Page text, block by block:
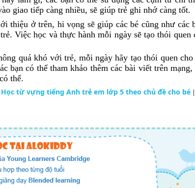
giao tiếp càng nhiều, sẽ giúp trẻ ghi nhớ càng tốt.
thiệu ở trên, hi vọng sẽ giúp các bé cũng như các
Việc học và thực hành mỗi ngày sẽ tạo thói quen
quá khó với trẻ, mỗi ngày hãy tạo thói quen cho
bạn có thể tham khảo thêm các bài viết trên mạng,
thể.
Học từ vựng tiếng Anh trẻ em lớp 5 theo chủ đề cho bé |